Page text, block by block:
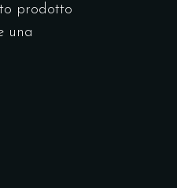
prodotto
una